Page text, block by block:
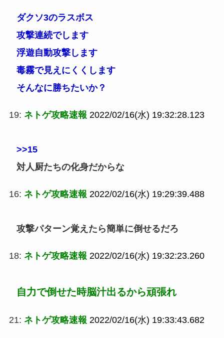
ダクソ3のラスボス
攻撃連続でします
浮遊自動攻撃します
毒霧で見えにくくします
そんなに勝ちたいか？
19: ネトゲ攻略速報 2022/02/16(水) 19:32:28.123
>>15
対人厨たちの化身だからな
16: ネトゲ攻略速報 2022/02/16(水) 19:29:39.488
攻撃パターン覚えたら簡単に倒せるだろ
18: ネトゲ攻略速報 2022/02/16(水) 19:32:23.260
自力で倒せた時脳汁出るから頑張れ
21: ネトゲ攻略速報 2022/02/16(水) 19:33:43.682